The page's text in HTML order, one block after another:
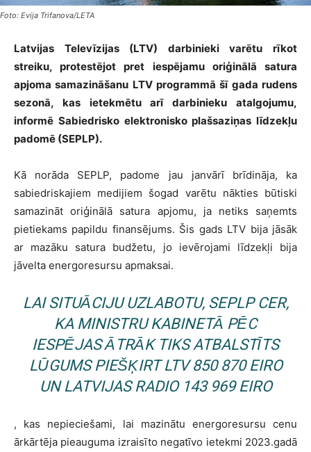
Foto: Evija Trifanova/LETA
Latvijas Televīzijas (LTV) darbinieki varētu rīkot
streiku, protestējot pret iespējamu oriģinālā satura
apjoma samazināšanu LTV programmā šī gada rudens
sezonā, kas ietekmētu arī darbinieku atalgojumu,
informē Sabiedrisko elektronisko plašsaziņas līdzekļu
padomē (SEPLP).
Kā norāda SEPLP, padome jau janvārī brīdināja, ka
sabiedriskajiem medijiem šogad varētu nākties būtiski
samazināt oriģinālā satura apjomu, ja netiks saņemts
pietiekams papildu finansējums. Šis gads LTV bija jāsāk
ar mazāku satura budžetu, jo ievērojami līdzekļi bija
jāvelta energoresursu apmaksai.
LAI SITUĀCIJU UZLABOTU, SEPLP CER,
KA MINISTRU KABINETĀ PĒC
IESPĒJAS ĀTRĀK TIKS ATBALSTĪTS
LŪGUMS PIEŠĶIRT LTV 850 870 EIRO
UN LATVIJAS RADIO 143 969 EIRO
, kas nepieciešami, lai mazinātu energoresursu cenu
ārkārtēja pieauguma izraisīto negatīvo ietekmi 2023.gadā